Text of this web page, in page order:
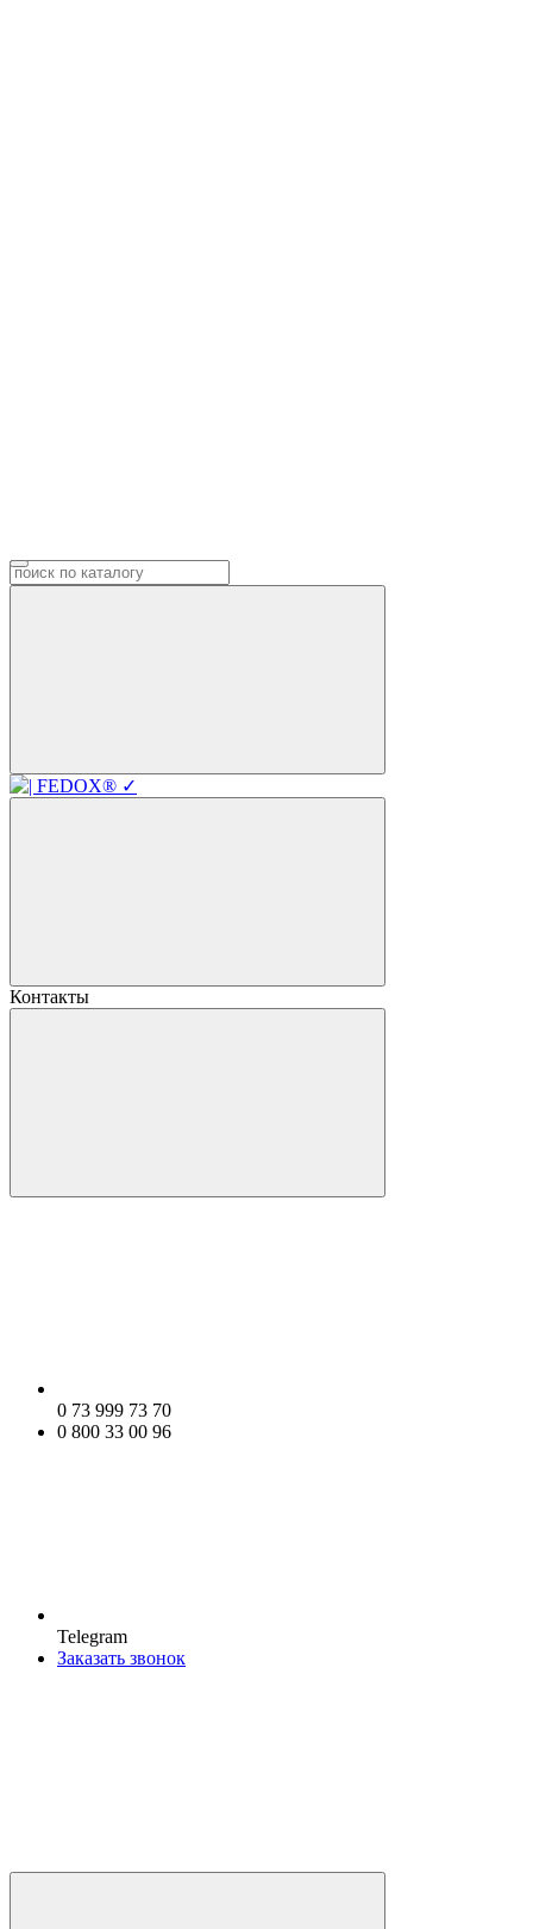
Контакты
0 73 999 73 70
0 800 33 00 96
Telegram
Заказать звонок